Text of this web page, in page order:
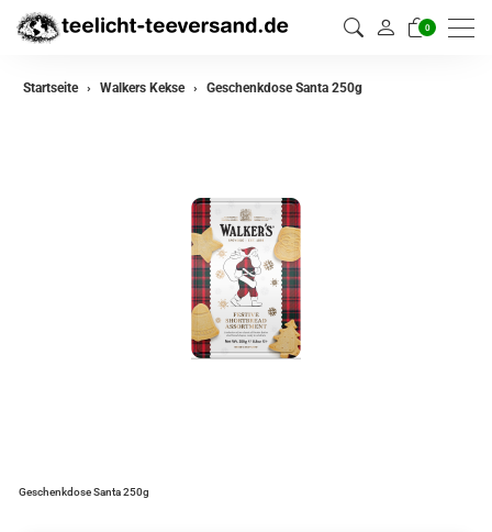
0
Startseite Walkers Kekse Geschenkdose Santa 250g
Geschenkdose Santa 250g